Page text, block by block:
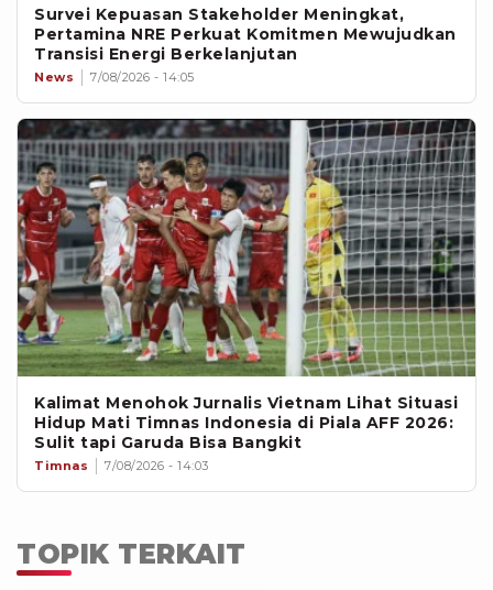
Survei Kepuasan Stakeholder Meningkat,
Pertamina NRE Perkuat Komitmen Mewujudkan
Transisi Energi Berkelanjutan
News 7/08/2026 - 14:05
Kalimat Menohok Jurnalis Vietnam Lihat Situasi
Hidup Mati Timnas Indonesia di Piala AFF 2026:
Sulit tapi Garuda Bisa Bangkit
Timnas 7/08/2026 - 14:03
TOPIK TERKAIT